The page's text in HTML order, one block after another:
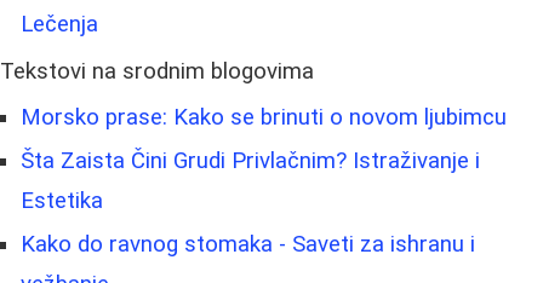
Lečenja
Tekstovi na srodnim blogovima
Morsko prase: Kako se brinuti o novom ljubimcu
Šta Zaista Čini Grudi Privlačnim? Istraživanje i
Estetika
Kako do ravnog stomaka - Saveti za ishranu i